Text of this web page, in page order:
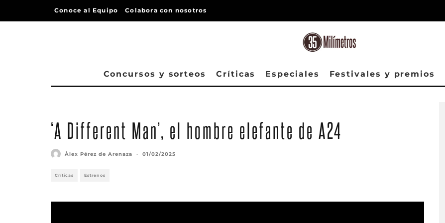
Conoce al Equipo Colabora con nosotros
Concursos y sorteos Críticas Especiales Festivales y premios
‘A Different Man’, el hombre elefante de A24
Àlex Pérez de Arenaza · 01/02/2025
Críticas Estrenos